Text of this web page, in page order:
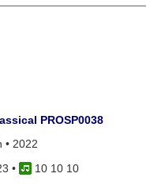
PROSP0038
• 2022
•
10 10 10